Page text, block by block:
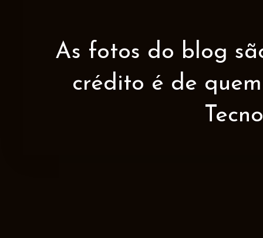
As fotos do blog
crédito é de